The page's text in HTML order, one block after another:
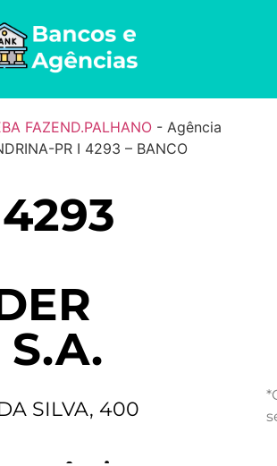
FAZEND.PALHANO- Agência
PR I 4293 – BANCO
S.A.
SILVA, 400